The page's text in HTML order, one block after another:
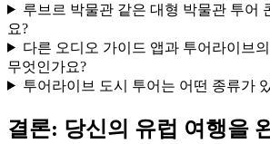
루브르 박물관 같은 대형 박물관 투어
요?
다른 오디오 가이드 앱과 투어라이브
무엇인가요?
투어라이브 도시 투어는 어떤 종류가
결론: 당신의 유럽 여행을